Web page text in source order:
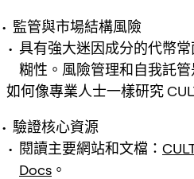
監管與市場結構風險
具有強大迷因成分的代幣
糊性。風險管理和自我託管
如何像專業人士一樣研究
驗證核心資源
閱讀主要網站和文檔：
Docs 。